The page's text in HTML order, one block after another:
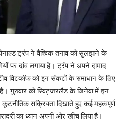
ट्रंप ने वैश्विक तनाव को सुलझाने के
पर दांव लगाया है। ट्रंप ने अपने दामाद
विटकॉफ को इन संकटों के समाधान के लिए
गुरुवार को स्विट्जरलैंड के जिनेवा में इन
सक्रियता दिखाते हुए कई महत्वपूर्ण
का ध्यान अपनी ओर खींच लिया है।